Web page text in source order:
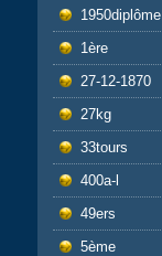
1950diplôme
1ère
27-12-1870
27kg
33tours
400a-l
49ers
5ème